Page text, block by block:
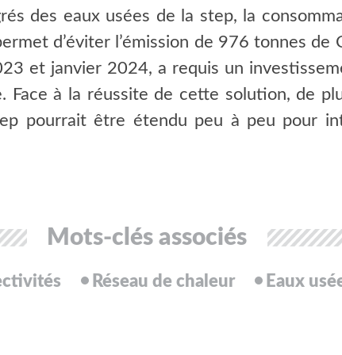
des eaux usées de la step, la
d’éviter l’émission de 976 tonnes
et janvier 2024, a requis un
Face à la réussite de cette solution, de
pourrait être étendu peu à peu pour
Mots-clés associés
Réseau de chaleur Eaux